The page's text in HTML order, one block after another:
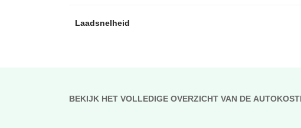
Laadsnelheid
BEKIJK HET VOLLEDIGE OVERZICHT VAN DE